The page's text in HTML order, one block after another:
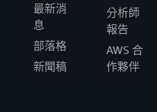
最新消
息
部落格
新聞稿
分析師
報告
AWS 合
作夥伴